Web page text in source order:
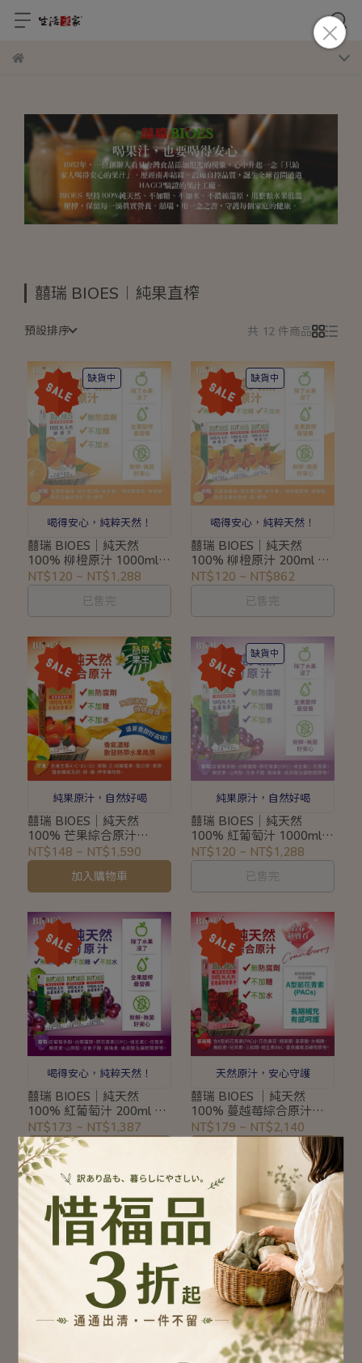
囍瑞 BIOES︱純果直榨
預設排序 共 12 件商品
缺貨中
喝得安心，純粹天然！
囍瑞 BIOES｜純天然
100% 柳橙原汁 1000ml｜
原汁無加糖無加水柳橙汁
#004001
NT$120 ~ NT$1,288
已售完
缺貨中
喝得安心，純粹天然！
囍瑞 BIOES｜純天然
100% 柳橙原汁 200ml 3
入組｜原汁無加糖無加水
柳橙汁#004002
NT$120 ~ NT$862
已售完
純果原汁，自然好喝
囍瑞 BIOES｜純天然
100% 芒果綜合原汁
1000ml｜無加糖無防腐劑
芒果綜合果汁#004003
NT$148 ~ NT$1,590
加入購物車
缺貨中
純果原汁，自然好喝
囍瑞 BIOES｜純天然
100% 紅葡萄汁 1000ml｜
原汁無加糖無加水
#004004
NT$120 ~ NT$1,288
已售完
喝得安心，純粹天然！
囍瑞 BIOES｜純天然
100% 紅葡萄汁 200ml 3
入｜原汁無加糖無加水
#004005
NT$173 ~ NT$1,387
加入購物車
天然原汁，安心守護
囍瑞 BIOES ｜純天然
100% 蔓越莓綜合原汁
1000ml｜原汁無加糖無加
水#004006
NT$179 ~ NT$2,140
缺貨中
純果直榨，享受無負擔